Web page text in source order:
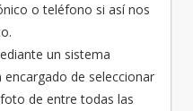
o teléfono si así nos
un sistema
de seleccionar
de entre todas las